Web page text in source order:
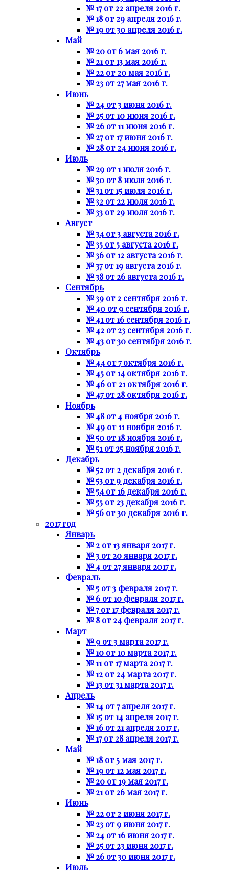
№ 17 от 22 апреля 2016 г.
№ 18 от 29 апреля 2016 г.
№ 19 от 30 апреля 2016 г.
Май
№ 20 от 6 мая 2016 г.
№ 21 от 13 мая 2016 г.
№ 22 от 20 мая 2016 г.
№ 23 от 27 мая 2016 г.
Июнь
№ 24 от 3 июня 2016 г.
№ 25 от 10 июня 2016 г.
№ 26 от 11 июня 2016 г.
№ 27 от 17 июня 2016 г.
№ 28 от 24 июня 2016 г.
Июль
№ 29 от 1 июля 2016 г.
№ 30 от 8 июля 2016 г.
№ 31 от 15 июля 2016 г.
№ 32 от 22 июля 2016 г.
№ 33 от 29 июля 2016 г.
Август
№ 34 от 3 августа 2016 г.
№ 35 от 5 августа 2016 г.
№ 36 от 12 августа 2016 г.
№ 37 от 19 августа 2016 г.
№ 38 от 26 августа 2016 г.
Сентябрь
№ 39 от 2 сентября 2016 г.
№ 40 от 9 сентября 2016 г.
№ 41 от 16 сентября 2016 г.
№ 42 от 23 сентября 2016 г.
№ 43 от 30 сентября 2016 г.
Октябрь
№ 44 от 7 октября 2016 г.
№ 45 от 14 октября 2016 г.
№ 46 от 21 октября 2016 г.
№ 47 от 28 октября 2016 г.
Ноябрь
№ 48 от 4 ноября 2016 г.
№ 49 от 11 ноября 2016 г.
№ 50 от 18 ноября 2016 г.
№ 51 от 25 ноября 2016 г.
Декабрь
№ 52 от 2 декабря 2016 г.
№ 53 от 9 декабря 2016 г.
№ 54 от 16 декабря 2016 г.
№ 55 от 23 декабря 2016 г.
№ 56 от 30 декабря 2016 г.
2017 год
Январь
№ 2 от 13 января 2017 г.
№ 3 от 20 января 2017 г.
№ 4 от 27 января 2017 г.
Февраль
№ 5 от 3 февраля 2017 г.
№ 6 от 10 февраля 2017 г.
№ 7 от 17 февраля 2017 г.
№ 8 от 24 февраля 2017 г.
Март
№ 9 от 3 марта 2017 г.
№ 10 от 10 марта 2017 г.
№ 11 от 17 марта 2017 г.
№ 12 от 24 марта 2017 г.
№ 13 от 31 марта 2017 г.
Апрель
№ 14 от 7 апреля 2017 г.
№ 15 от 14 апреля 2017 г.
№ 16 от 21 апреля 2017 г.
№ 17 от 28 апреля 2017 г.
Май
№ 18 от 5 мая 2017 г.
№ 19 от 12 мая 2017 г.
№ 20 от 19 мая 2017 г.
№ 21 от 26 мая 2017 г.
Июнь
№ 22 от 2 июня 2017 г.
№ 23 от 9 июня 2017 г.
№ 24 от 16 июня 2017 г.
№ 25 от 23 июня 2017 г.
№ 26 от 30 июня 2017 г.
Июль